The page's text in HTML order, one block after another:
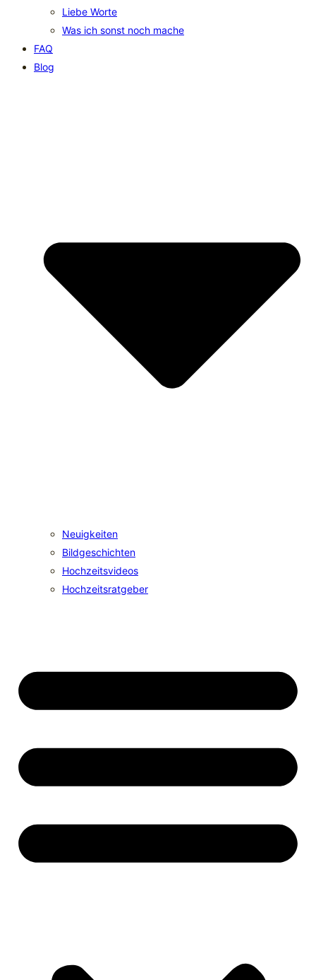
Liebe Worte
Was ich sonst noch mache
FAQ
Blog
Neuigkeiten
Bildgeschichten
Hochzeitsvideos
Hochzeitsratgeber